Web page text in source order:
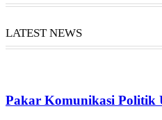
LATEST NEWS
Pakar Komunikasi Politik